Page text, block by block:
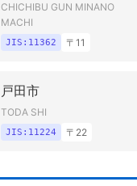
CHICHIBU GUN MINANO
MACHI
JIS: 11362 〒11
戸田市
TODA SHI
JIS: 11224 〒 22